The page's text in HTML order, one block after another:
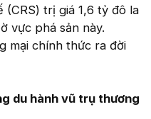
(CRS) trị giá 1,6 tỷ đô la
vực phá sản này.
mại chính thức ra đời
du hành vũ trụ thương